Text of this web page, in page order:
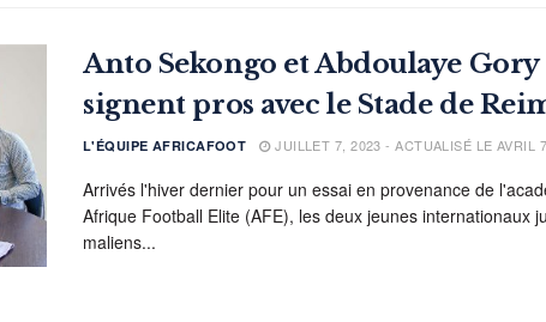
Anto Sekongo et Abdoulaye Gory
signent pros avec le Stade de
L'ÉQUIPE AFRICAFOOT JUILLET 7, 2023 - ACTUALISÉ LE AVRIL
Arrivés l'hiver dernier pour un essai en provenance de
Afrique Football Elite (AFE), les deux jeunes internationaux
maliens...